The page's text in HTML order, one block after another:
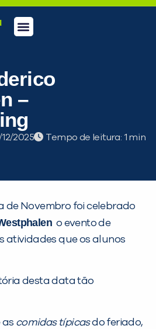
–
12/2025 Tempo de leitura:
de Novembro foi celebrado
o evento de
atividades que os alunos
desta data tão
as comidas típicasdo feriado,